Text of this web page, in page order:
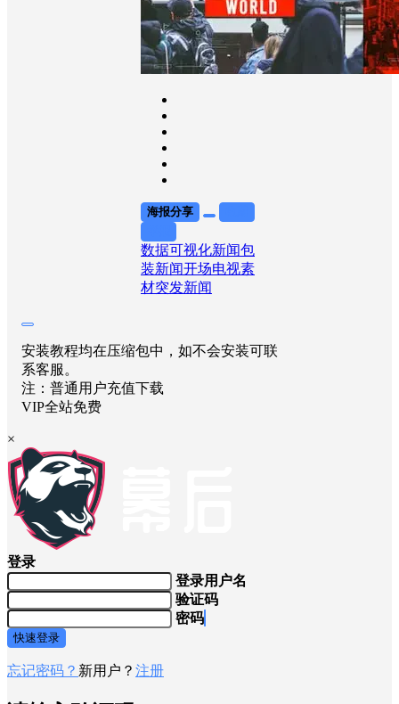
数据可视化 新闻包
装 新闻开场电视素
材突发新闻
系客服。
注：普通用户充值下载
VIP全站免费